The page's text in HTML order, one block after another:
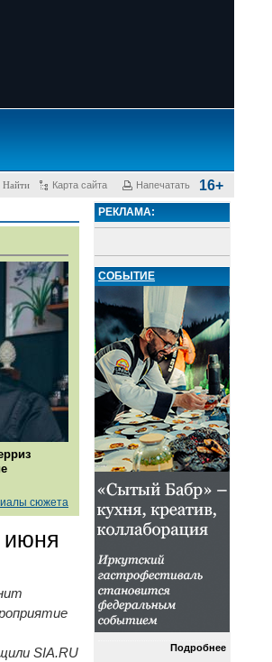
Карта сайта Напечатать 16+
сюжета
июня
SIA.RU
РЕКЛАМА:
СОБЫТИЕ
Подробнее